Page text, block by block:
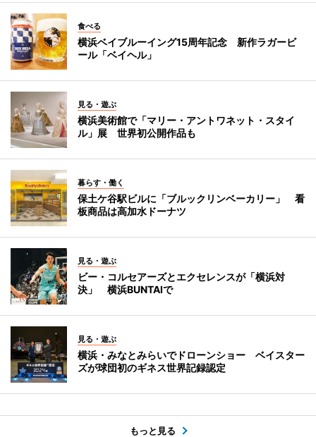
食べる
横浜ベイブルーイング15周年記念 新作ラガービ
ール「ベイヘル」
見る・遊ぶ
横浜美術館で「マリー・アントワネット・スタイ
ル」展 世界初公開作品も
暮らす・働く
保土ケ谷駅ビルに「ブルックリンベーカリー」 看
板商品は高加水ドーナツ
見る・遊ぶ
ビー・コルセアーズとエクセレンスが「横浜対
決」 横浜BUNTAIで
見る・遊ぶ
横浜・みなとみらいでドローンショー ベイスター
ズが球団初のギネス世界記録認定
もっと見る